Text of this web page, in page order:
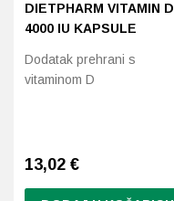
DIETPHARM VITAMIN D
4000 IU KAPSULE
Dodatak prehrani s
vitaminom D
13,02 €